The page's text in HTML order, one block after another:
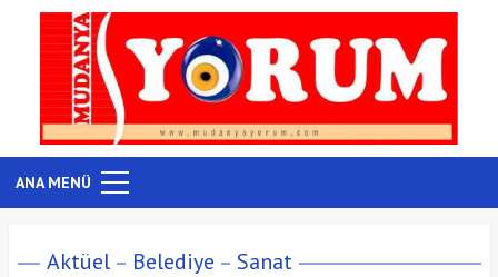
ANA MENÜ
Aktüel Belediye Sanat